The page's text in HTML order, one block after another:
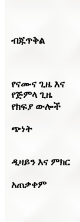
ብጁጥቅል
የናሙና ጊዜ እና
የጅምላ ጊዜ
የክፍያ ውሎች
ጭነት
ዲዛይን እና ምክር
አጠቃቀም